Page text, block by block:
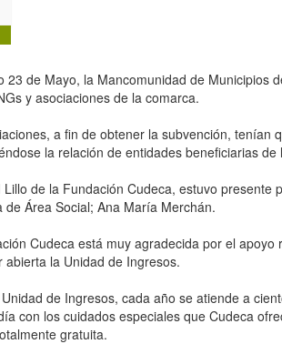
23 de Mayo, la Mancomunidad de Municipios
y asociaciones de la comarca.
a fin de obtener la subvención, tenían
la relación de entidades beneficiarias de
Lillo de la Fundación Cudeca, estuvo
de Área Social; Ana María Merchán.
Cudeca está muy agradecida por el
abierta la Unidad de Ingresos.
de Ingresos, cada año se atiende a
con los cuidados especiales que Cudeca
gratuita.